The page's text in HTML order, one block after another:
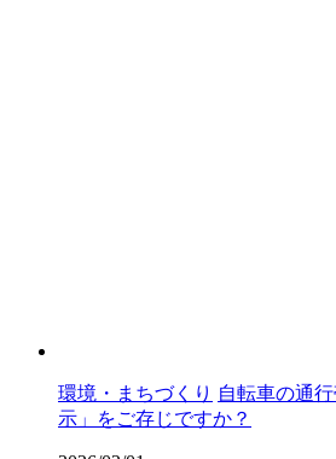
環境・まちづくり 自転車の通
示」をご存じですか？